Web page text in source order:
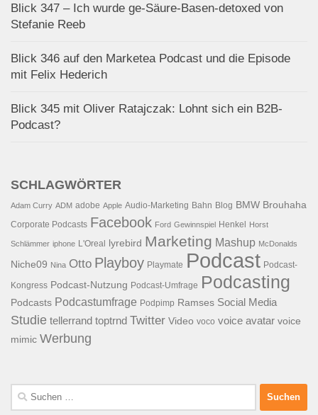
Blick 347 – Ich wurde ge-Säure-Basen-detoxed von
Stefanie Reeb
Blick 346 auf den Marketea Podcast und die Episode
mit Felix Hederich
Blick 345 mit Oliver Ratajczak: Lohnt sich ein B2B-
Podcast?
SCHLAGWÖRTER
Adam Curry ADM adobe Apple Audio-Marketing Bahn Blog BMW Brouhaha
Corporate Podcasts Facebook Ford Gewinnspiel Henkel Horst
Schlämmer iphone L'Oreal lyrebird Marketing Mashup McDonalds
Niche09 Nina Otto Playboy Playmate Podcast Podcast-
Kongress Podcast-Nutzung Podcast-Umfrage Podcasting
Podcasts Podcastumfrage Podpimp Ramses Social Media
Studie tellerrand toptrnd Twitter Video voco voice avatar voice
mimic Werbung
Suchen
nach: